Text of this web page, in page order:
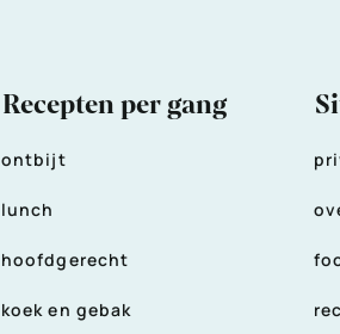
Recepten per gang
ontbijt
lunch
hoofdgerecht
koek en gebak